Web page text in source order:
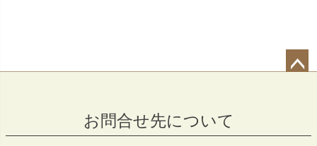
へ
お問合せ先について